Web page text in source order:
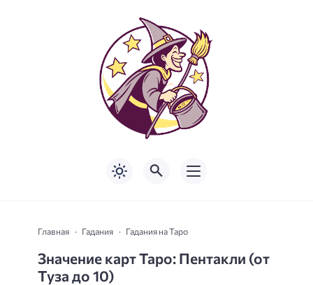
Главная Гадания Гадания на Таро
Значение карт Таро: Пентакли (от
Туза до 10)